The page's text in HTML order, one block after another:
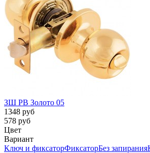
ЗШ PB Золото 05
1348 руб
578 руб
Цвет
Вариант
Ключ и фиксаторФиксаторБез запирания